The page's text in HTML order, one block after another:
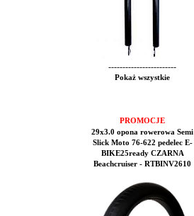
------------------------
Pokaż wszystkie
PROMOCJE
29x3.0 opona rowerowa Semi
Slick Moto 76-622 pedelec E-
BIKE25ready CZARNA
Beachcruiser - RTBINV2610